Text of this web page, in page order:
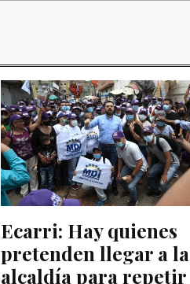
Ecarri: Hay quienes
pretenden llegar a la
alcaldía para repetir